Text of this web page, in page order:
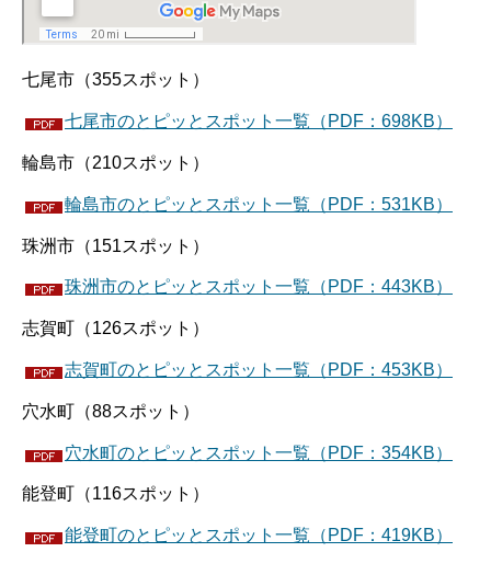
七尾市（355スポット）
七尾市のとピッとスポット一覧（PDF：698KB）
輪島市（210スポット）
輪島市のとピッとスポット一覧（PDF：531KB）
珠洲市（151スポット）
珠洲市のとピッとスポット一覧（PDF：443KB）
志賀町（126スポット）
志賀町のとピッとスポット一覧（PDF：453KB）
穴水町（88スポット）
穴水町のとピッとスポット一覧（PDF：354KB）
能登町（116スポット）
能登町のとピッとスポット一覧（PDF：419KB）